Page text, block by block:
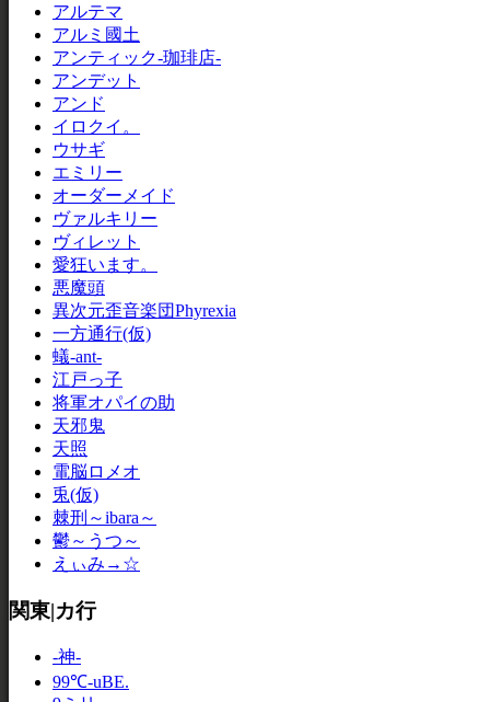
アルテマ
アルミ國土
アンティック-珈琲店-
アンデット
アンド
イロクイ。
ウサギ
エミリー
オーダーメイド
ヴァルキリー
ヴィレット
愛狂います。
悪魔頭
異次元歪音楽団Phyrexia
一方通行(仮)
蟻-ant-
江戸っ子
将軍オパイの助
天邪鬼
天照
電脳ロメオ
兎(仮)
棘刑～ibara～
鬱～うつ～
えぃみ→☆
関東|カ行
-神-
99℃-uBE.